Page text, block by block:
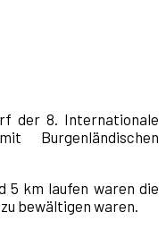
der 8. Internationale
Burgenländischen
5 km laufen waren die
bewältigen waren.